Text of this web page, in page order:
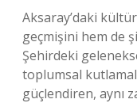
Aksaray’daki
geçmişini hem de
Şehirdeki
toplumsal
güçlendiren, aynı